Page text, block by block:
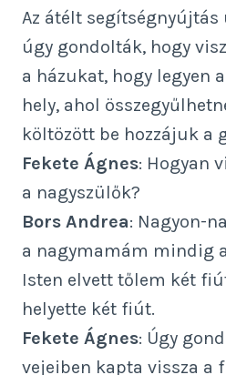
Az átélt
úgy gondolták, hogy
a házukat, hogy legyen
hely, ahol
költözött be hozzájuk a
Fekete Ágnes: Hogyan
a nagyszülők?
Bors Andrea: Nagyon-
a nagymamám mindig
Isten elvett tőlem két
helyette két fiút.
Fekete Ágnes: Úgy
vejeiben kapta vissza a